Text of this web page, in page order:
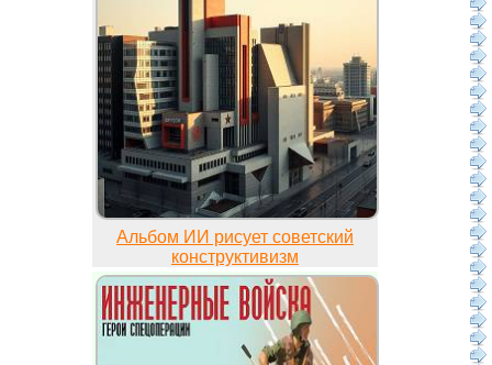
Альбом ИИ рисует советский
конструктивизм